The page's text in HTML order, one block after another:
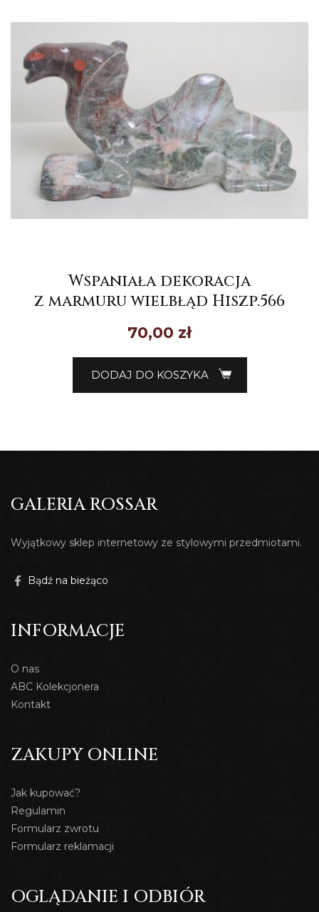
Wspaniała dekoracja
z marmuru wielbłąd Hiszp.566
70,00 zł
DODAJ DO KOSZYKA
GALERIA ROSSAR
Wyjątkowy sklep internetowy ze stylowymi przedmiotami.
Bądź na bieżąco
INFORMACJE
O nas
ABC Kolekcjonera
Kontakt
ZAKUPY ONLINE
Jak kupować?
Regulamin
Formularz zwrotu
Formularz reklamacji
OGLĄDANIE I ODBIÓR